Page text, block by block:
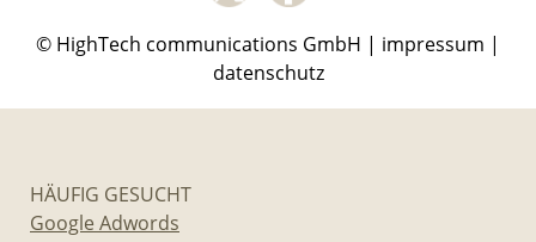
© HighTech communications GmbH | impressum |
datenschutz
HÄUFIG GESUCHT
Google Adwords